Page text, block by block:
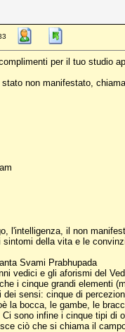
per il tuo studio
non manifestato,
l'intelligenza, il non
sintomi della vita e le
Svami Prabhupada
vedici e gli aforismi del
i cinque grandi elementi
dei sensi: cinque di
la bocca, le gambe, le
sono infine i cinque tipi
ciò che si chiama il